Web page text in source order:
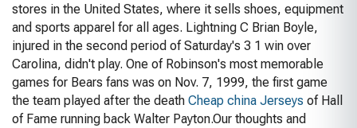
stores in the United States, where it sells shoes, equipment
and sports apparel for all ages. Lightning C Brian Boyle,
injured in the second period of Saturday's 3 1 win over
Carolina, didn't play. One of Robinson's most memorable
games for Bears fans was on Nov. 7, 1999, the first game
the team played after the death Cheap china Jerseys of Hall
of Fame running back Walter Payton.Our thoughts and